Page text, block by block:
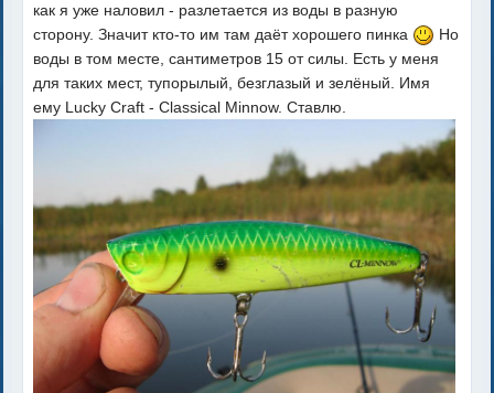
как я уже наловил - разлетается из воды в разную
сторону. Значит кто-то им там даёт хорошего пинка
Но
воды в том месте, сантиметров 15 от силы. Есть у меня
для таких мест, тупорылый, безглазый и зелёный. Имя
ему Lucky Craft - Classical Minnow. Ставлю.